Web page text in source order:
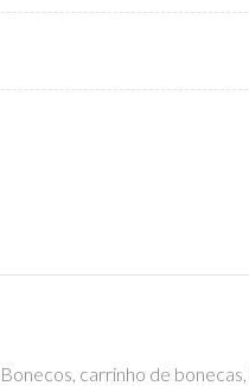
Bonecos, carrinho de bonecas,